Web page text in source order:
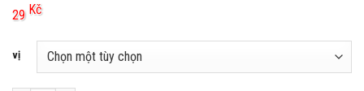
29 Kč
vị